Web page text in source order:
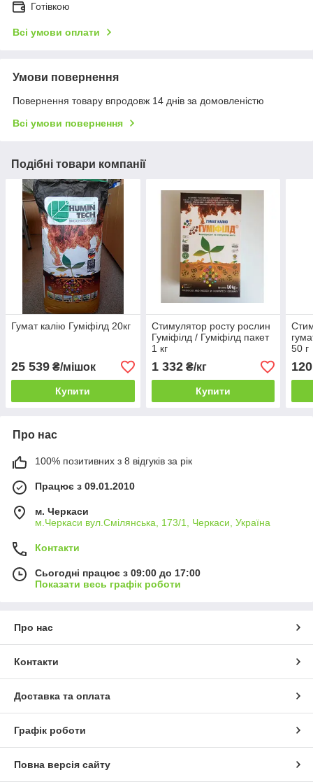
Готівкою
Всі умови оплати
Умови повернення
Повернення товару впродовж 14 днів за домовленістю
Всі умови повернення
Подібні товари компанії
Гумат калію Гуміфілд 20кг
25 539 ₴/мішок
Купити
Стимулятор росту рослин
Гуміфілд / Гуміфілд пакет
1 кг
1 332₴/кг
Купити
50 г
120
Про нас
100% позитивних з 8 відгуків за рік
Працює з 09.01.2010
м. Черкаси
м.Черкаси вул.Смілянська, 173/1, Черкаси, Україна
Контакти
Сьогодні працює з 09:00 до 17:00
Показати весь графік роботи
Про нас
Контакти
Доставка та оплата
Графік роботи
Повна версія сайту